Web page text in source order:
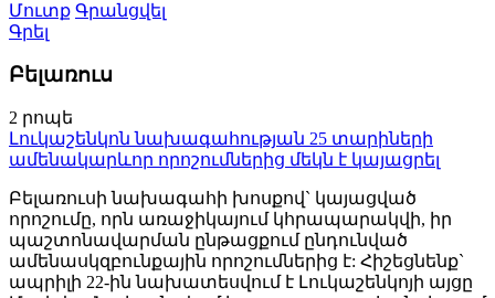
Մուտք Գրանցվել
Գրել
Բելառուս
2 րոպե
Լուկաշենկոն նախագահության 25 տարիների
ամենակարևոր որոշումներից մեկն է կայացրել
Բելառուսի նախագահի խոսքով` կայացված
որոշումը, որն առաջիկայում կհրապարակվի, իր
պաշտոնավարման ընթացքում ընդունված
ամենասկզբունքային որոշումներից է: Հիշեցնենք`
ապրիլի 22-ին նախատեսվում է Լուկաշենկոյի այցը